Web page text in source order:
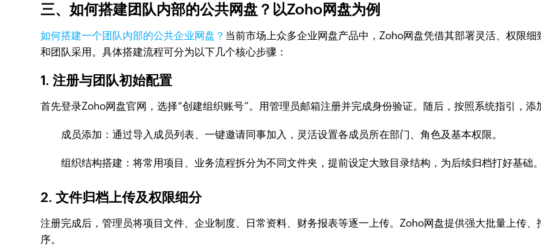
三、如何搭建团队内部的公共网盘？以Zoho网盘为例
如何搭建一个团队内部的公共企业网盘？ 当前市场上众多企业网盘产品中，Zoho网盘凭借其部署灵活、权限
和团队采用。具体搭建流程可分为以下几个核心步骤：
1. 注册与团队初始配置
首先登录Zoho网盘官网，选择“创建组织账号”。用管理员邮箱注册并完成身份验证。随后，按照系统指引，
成员添加：通过导入成员列表、一键邀请同事加入，灵活设置各成员所在部门、角色及基本权限。
组织结构搭建：将常用项目、业务流程拆分为不同文件夹，提前设定大致目录结构，为后续归档打好基础
2. 文件归档上传及权限细分
注册完成后，管理员将项目文件、企业制度、日常资料、财务报表等逐一上传。Zoho网盘提供强大批量上传
序。